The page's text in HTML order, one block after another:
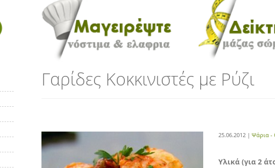
Γαρίδες Κοκκινιστές με Ρύζι
25.06.2012 | Ψάρια -
Υλικά (για 2